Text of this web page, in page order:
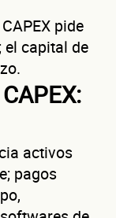
CAPEX pide
el capital de
activos
pagos